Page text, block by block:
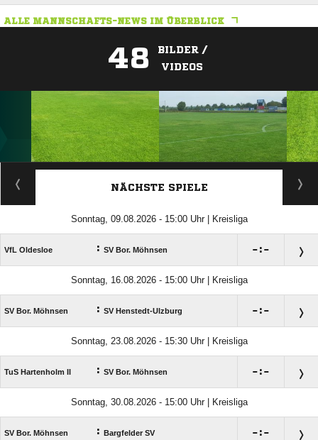
ALLE MANNSCHAFTS-NEWS IM ÜBERBLICK
48
BILDER /
VIDEOS
ANZEIGE
NÄCHSTE SPIELE
Sonntag, 09.08.2026 - 15:00 Uhr | Kreisliga
VfL Oldesloe : SV Bor. Möhnsen :
Sonntag, 16.08.2026 - 15:00 Uhr | Kreisliga
SV Bor. Möhnsen : SV Henstedt-Ulzburg :
Sonntag, 23.08.2026 - 15:30 Uhr | Kreisliga
TuS Hartenholm II : SV Bor. Möhnsen :
Sonntag, 30.08.2026 - 15:00 Uhr | Kreisliga
SV Bor. Möhnsen : Bargfelder SV :